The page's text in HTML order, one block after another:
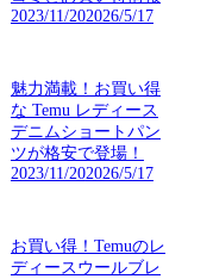
2023/11/202026/5/17
魅力満載！お買い得
な Temu レディース
デニムショートパン
ツが格安で登場！
2023/11/202026/5/17
お買い得！Temuのレ
ディースウールブレ